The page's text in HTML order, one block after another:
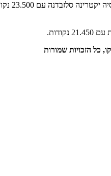
נקודות.
כל הזכויות שמורות